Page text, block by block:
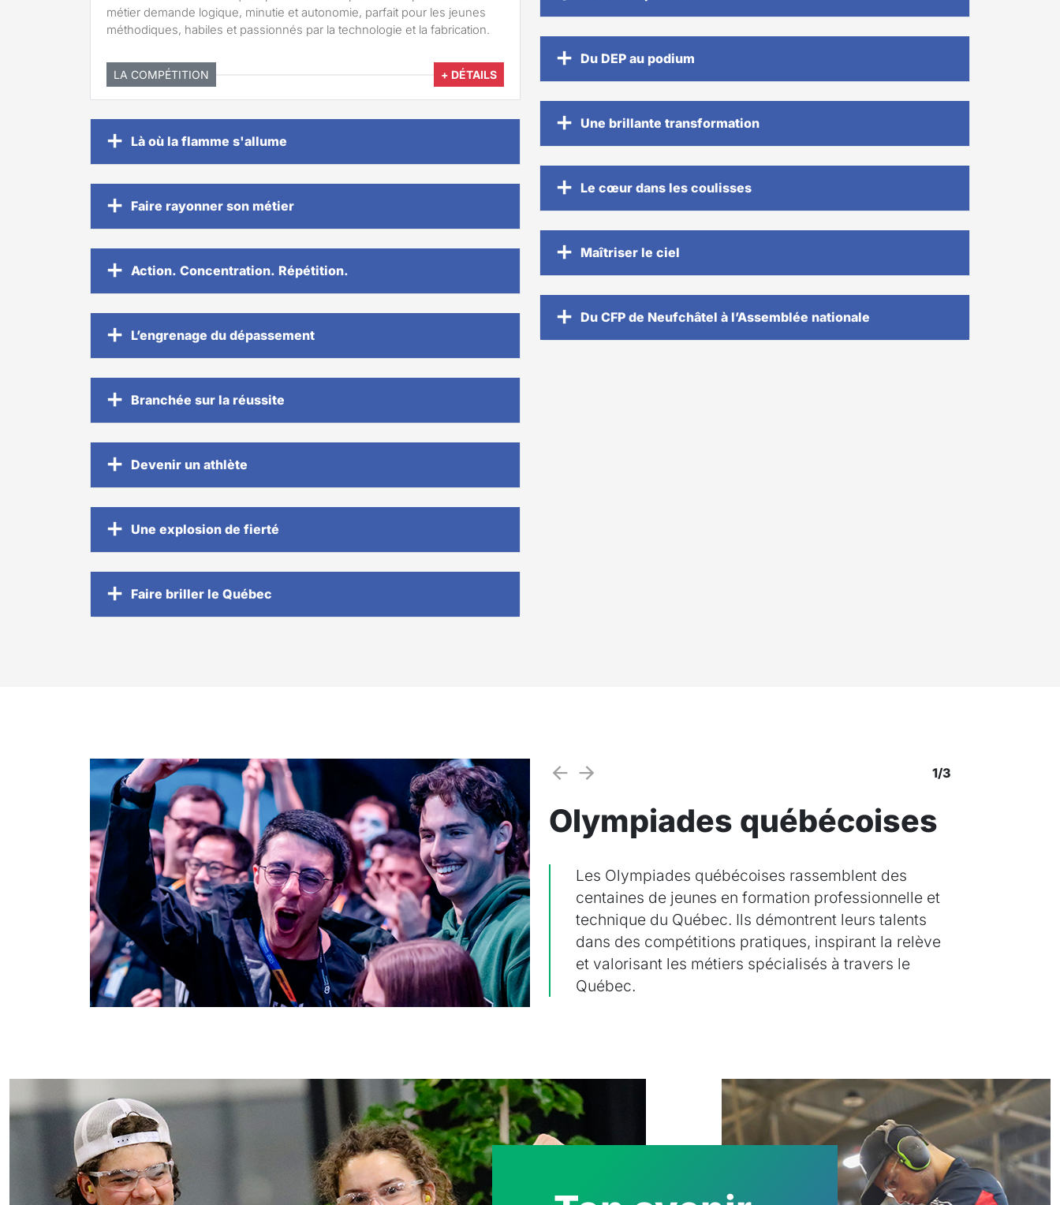
métier demande logique, minutie et autonomie, parfait pour les jeunes
méthodiques, habiles et passionnés par la technologie et la fabrication.
LA COMPÉTITION + DÉTAILS
Là où la flamme s'allume
Faire rayonner son métier
Action. Concentration. Répétition.
L’engrenage du dépassement
Branchée sur la réussite
Devenir un athlète
Une explosion de fierté
Faire briller le Québec
Du DEP au podium
Une brillante transformation
Le cœur dans les coulisses
Maîtriser le ciel
Du CFP de Neufchâtel à l’Assemblée nationale
2/3
Olympiades canadiennes
Les Olympiades canadiennes réunissent les
meilleurs jeunes de chaque province et territoire. Ils
s’affrontent pour représenter le Canada à
l’international, tout en partageant leur passion et en
valorisant les métiers spécialisés partout au pays.
Ton avenir